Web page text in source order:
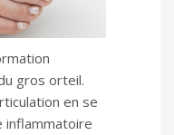
gros orteil.
en se
inflammatoire